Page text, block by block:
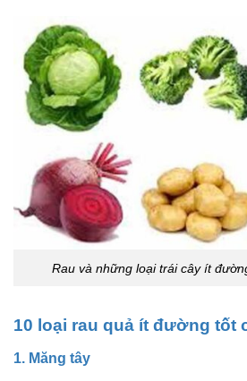
Rau và những loại trái cây ít
10 loại rau quả ít đường tốt
1. Măng tây